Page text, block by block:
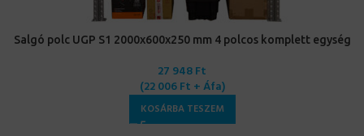
Salgó polc UGP S1 2000x600x250 mm 4 polcos komplett egység
27 948Ft
(22 006Ft + Áfa)
KOSÁRBA TESZEM